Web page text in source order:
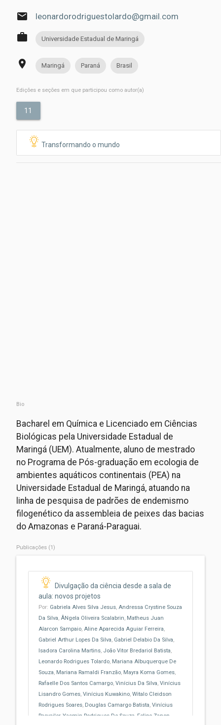
email leonardorodriguestolardo@gmail.com
work Universidade Estadual de Maringá
place Maringá Paraná Brasil
Edições e seções em que participou como autor(a)
11
Transformando o mundo
Bio
Bacharel em Química e Licenciado em Ciências
Biológicas pela Universidade Estadual de
Maringá (UEM). Atualmente, aluno de mestrado
no Programa de Pós-graduação em ecologia de
ambientes aquáticos continentais (PEA) na
Universidade Estadual de Maringá, atuando na
linha de pesquisa de padrões de endemismo
filogenético da assembleia de peixes das bacias
do Amazonas e Paraná-Paraguai.
Publicações (1)
Divulgação da ciência desde a sala de
aula: novos projetos
Por: Gabriela Alves Silva Jesus, Andressa Crystine Souza
Da Silva, ÂNgela Oliveira Scalabrin, Matheus Juan
Alarcon Sampaio, Aline Aparecida Aguiar Ferreira,
Gabriel Arthur Lopes Da Silva, Gabriel Delabio Da Silva,
Isadora Carolina Martins, João Vitor Bredariol Batista,
Leonardo Rodrigues Tolardo, Mariana Albuquerque De
Souza, Mariana Ramaldi Franzão, Mayra Koma Gomes,
Rafaelle Dos Santos Camargo, Vinícius Da Silva, Vinícius
Lisandro Gomes, Vinícius Kuwakino, Witalo Cleidson
Rodrigues Soares, Douglas Camargo Batista, Vinícius
Rasvailer, Yasmin Rodrigues De Souza Felipe Zanon